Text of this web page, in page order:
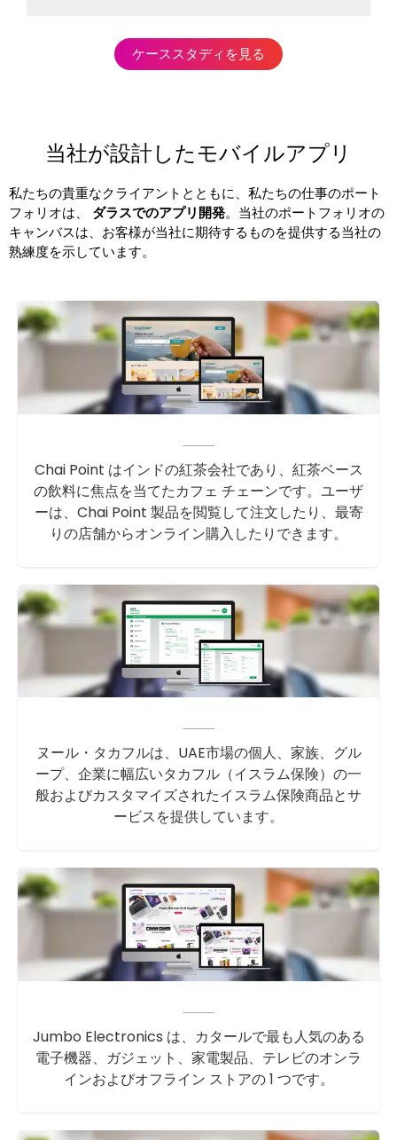
ケーススタディを見る
当社が設計したモバイルアプリ
私たちの貴重なクライアントとともに、私たちの仕事のポート
フォリオは、 ダラスでのアプリ開発。当社のポートフォリオの
キャンバスは、お客様が当社に期待するものを提供する当社の
熟練度を示しています。
Chai Point はインドの紅茶会社であり、紅茶ベース
の飲料に焦点を当てたカフェ チェーンです。ユーザ
ーは、Chai Point 製品を閲覧して注文したり、最寄
りの店舗からオンライン購入したりできます。
ヌール・タカフルは、UAE市場の個人、家族、グル
ープ、企業に幅広いタカフル（イスラム保険）の一
般およびカスタマイズされたイスラム保険商品とサ
ービスを提供しています。
Jumbo Electronics は、カタールで最も人気のある
電子機器、ガジェット、家電製品、テレビのオンラ
インおよびオフライン ストアの 1 つです。